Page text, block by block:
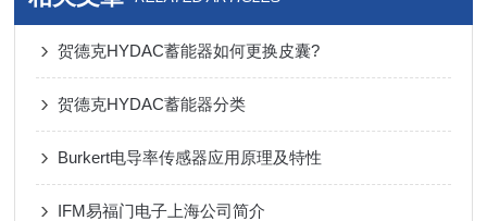
贺德克HYDAC蓄能器如何更换皮囊?
贺德克HYDAC蓄能器分类
Burkert电导率传感器应用原理及特性
IFM易福门电子上海公司简介